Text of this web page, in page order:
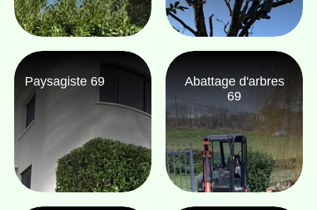
Paysagiste 69
Abattage d'arbres
69